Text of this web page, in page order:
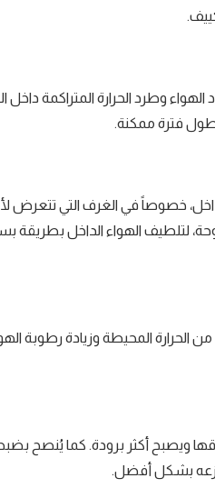
وطرد الحرارة المتراكمة داخل
فترة ممكنة.
خصوصاً في الغرف التي تتعرض
لتلطيف الهواء الداخل بطريقة
الحرارة المحيطة وزيادة رطوبة
ويصبح أكثر برودة. كما يُنصح
بشكل أفضل.